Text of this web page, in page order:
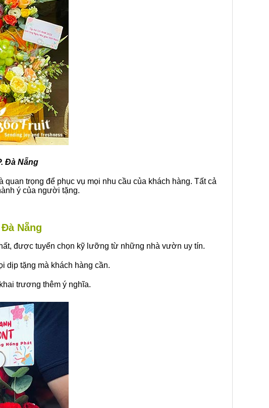
Đà Nẵng
quan trọng để phục vụ mọi nhu cầu của khách hàng. Tất cả
ý của người tặng.
Nẵng
được tuyển chọn kỹ lưỡng từ những nhà vườn uy tín.
dịp tặng mà khách hàng cần.
trương thêm ý nghĩa.